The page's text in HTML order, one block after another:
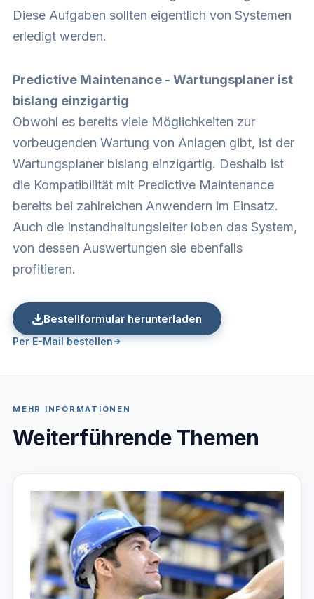
Diese Aufgaben sollten eigentlich von Systemen
erledigt werden.
Predictive Maintenance - Wartungsplaner ist
bislang einzigartig
Obwohl es bereits viele Möglichkeiten zur
vorbeugenden Wartung von Anlagen gibt, ist der
Wartungsplaner bislang einzigartig. Deshalb ist
die Kompatibilität mit Predictive Maintenance
bereits bei zahlreichen Anwendern im Einsatz.
Auch die Instandhaltungsleiter loben das System,
von dessen Auswertungen sie ebenfalls
profitieren.
Bestellformular herunterladen
Per E-Mail bestellen
MEHR INFORMATIONEN
Weiterführende Themen